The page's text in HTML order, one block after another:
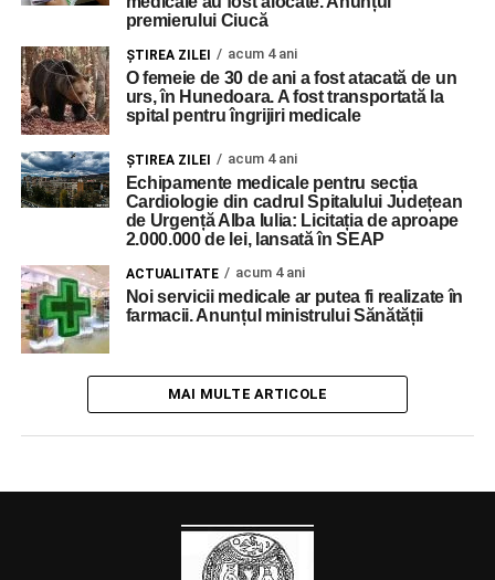
premierului Ciucă
ŞTIREA ZILEI acum 4 ani
O femeie de 30 de ani a fost atacată de un
urs, în Hunedoara. A fost transportată la
spital pentru îngrijiri medicale
ŞTIREA ZILEI acum 4 ani
Echipamente medicale pentru secția
Cardiologie din cadrul Spitalului Județean
de Urgență Alba Iulia: Licitația de aproape
2.000.000 de lei, lansată în SEAP
ACTUALITATE acum 4 ani
Noi servicii medicale ar putea fi realizate în
farmacii. Anunțul ministrului Sănătății
MAI MULTE ARTICOLE